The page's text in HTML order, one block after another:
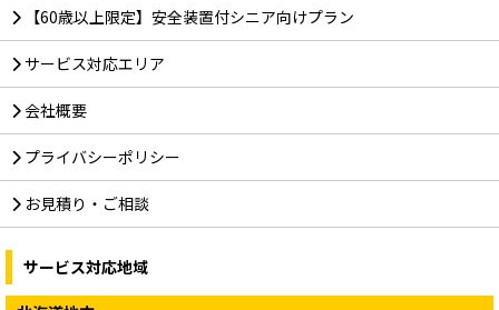
【60歳以上限定】安全装置付シニア向けプラン
サービス対応エリア
会社概要
プライバシーポリシー
お見積り・ご相談
サービス対応地域